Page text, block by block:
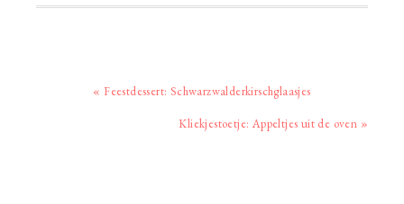
Vorig
« Feestdessert: Schwarzwalderkirschglaasjes
Volgend
Kliekjestoetje: Appeltjes uit de oven »